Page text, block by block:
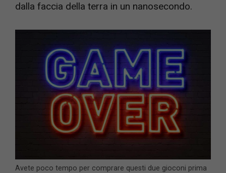
dalla faccia della terra in un nanosecondo.
Avete poco tempo per comprare questi due gioconi prima